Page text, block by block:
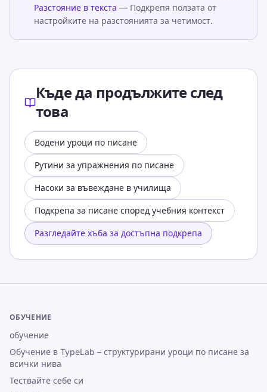
Разстояние в текста — Подкрепя ползата от
настройките на разстоянията за четимост.
Къде да продължите след
това
Водени уроци по писане
Рутини за упражнения по писане
Насоки за въвеждане в училища
Подкрепа за писане според учебния контекст
Разгледайте хъба за достъпна подкрепа
ОБУЧЕНИЕ
обучение
Обучение в TypeLab – структурирани уроци по писане за
всички нива
Тествайте себе си